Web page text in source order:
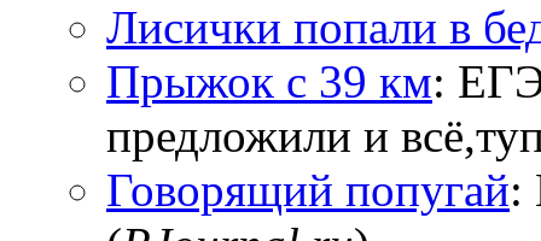
Лисички попали в
Прыжок с 39 км:
предложили и
Говорящий попугай: